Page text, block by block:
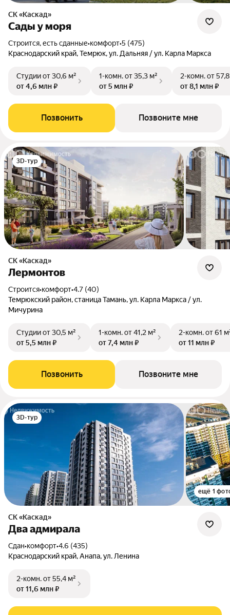
СК «Каскад»
Сады у моря
Строится, есть сданные•комфорт•5 (475)
Краснодарский край, Темрюк, ул. Дальняя / ул. Карла Маркса
Студииот 30,6 м²
от 4,6 млн ₽
1-комн.от 35,3 м²
от 5 млн ₽
2-комн.от
от 8,1 млн ₽
Позвонить Позвоните мне
3D-тур
СК «Каскад»
Лермонтов
Строится•комфорт•4.7 (40)
Темрюкский район, станица Тамань, ул. Карла Маркса / ул.
Мичурина
Студииот 30,5 м²
от 5,5 млн ₽
1-комн.от 41,2 м²
от 7,4 млн ₽
2-комн.от 61
от 11 млн ₽
Позвонить Позвоните мне
3D-тур
ещё 1
СК «Каскад»
Два адмирала
Сдан•комфорт•4.6 (435)
Краснодарский край, Анапа, ул. Ленина
2-комн.от 55,4 м²
от 11,6 млн ₽